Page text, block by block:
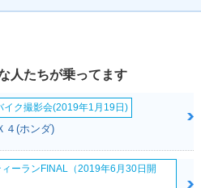
人たちが乗ってます
イク撮影会(2019年1月19日)
４(ホンダ)
ーランFINAL（2019年6月30日開